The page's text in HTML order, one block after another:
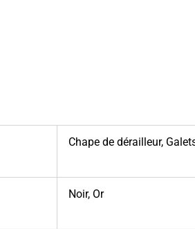
Chape de dérailleur,
Noir, Or